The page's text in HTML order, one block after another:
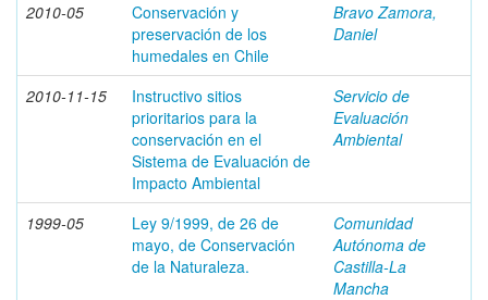
2010-05
Conservación y
preservación de los
humedales en Chile
Bravo Zamora,
Daniel
2010-11-15
Instructivo sitios
prioritarios para la
conservación en el
Sistema de Evaluación de
Impacto Ambiental
Servicio de
Evaluación
Ambiental
1999-05
Ley 9/1999, de 26 de
mayo, de Conservación
de la Naturaleza.
Comunidad
Autónoma de
Castilla-La
Mancha